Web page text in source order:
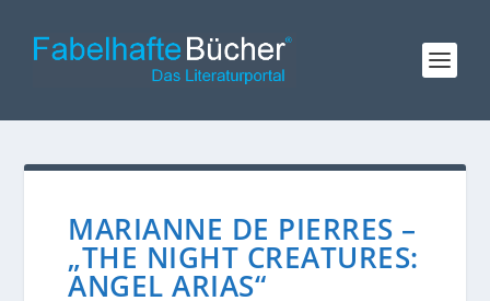
MARIANNE DE PIERRES –
„THE NIGHT CREATURES:
ANGEL ARIAS“